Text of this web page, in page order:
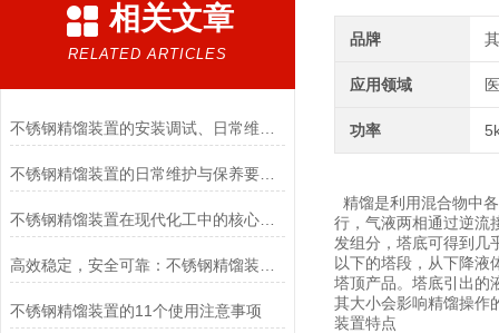
相关文章
RELATED ARTICLES
不锈钢精馏装置的日常维护与保养要点，保障设备耐腐蚀性能与长期稳定运行效率
不锈钢精馏装置在现代化工中的核心角色
不锈钢精馏装置的11个使用注意事项
品牌
应用领域
功率
精馏是利用混合物中
行，气液两相通过逆流
发组分，塔底可得到几
以下的塔段，从下降液
塔顶产品。塔底引出的
其大小会影响精馏操作
装置特点